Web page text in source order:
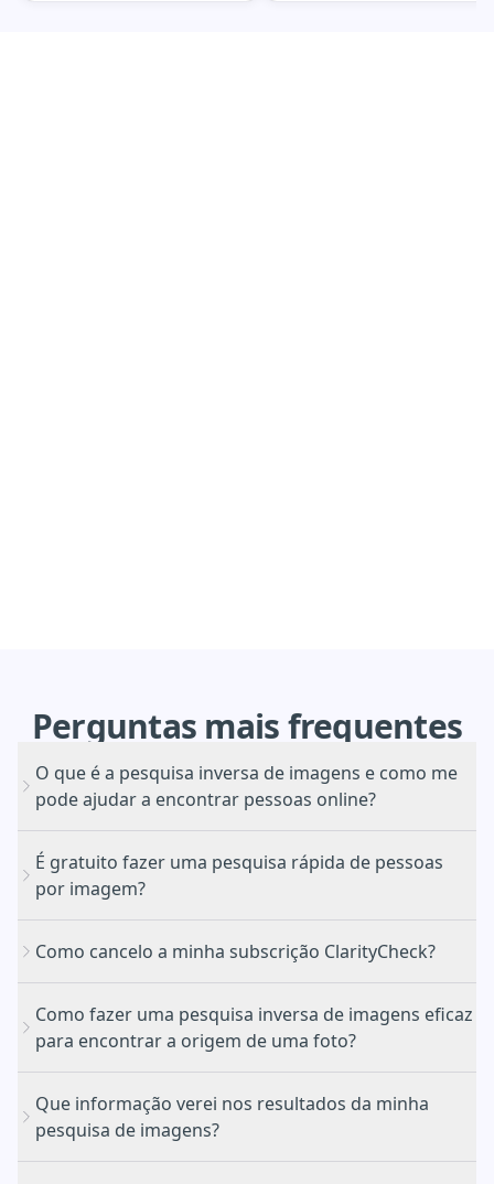
Perguntas maisfrequentes
O que é a pesquisa inversa de imagens e como me
pode ajudar a encontrar pessoas online?
Identificar a fonte original de uma foto e ver onde
aparece na Web pública
Encontrar perfis públicos nas redes sociais ou
páginas profissionais de pessoas associadas a um
determinado rosto
Verificar a autenticidade de uma foto de perfil para
É gratuito fazer uma pesquisa rápida de pessoas
por imagem?
Como cancelo a minha subscrição ClarityCheck?
Portal de cancelamento
Como fazer uma pesquisa inversa de imagens eficaz
para encontrar a origem de uma foto?
Que informação verei nos resultados da minha
pesquisa de imagens?